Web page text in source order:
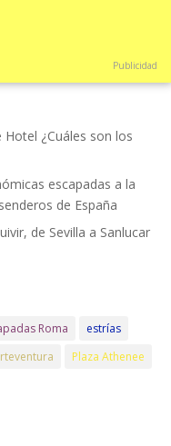
Publicidad
¿Cuáles son los
escapadas a la
de España
de Sevilla a Sanlucar
Roma
estrías
Plaza Athenee